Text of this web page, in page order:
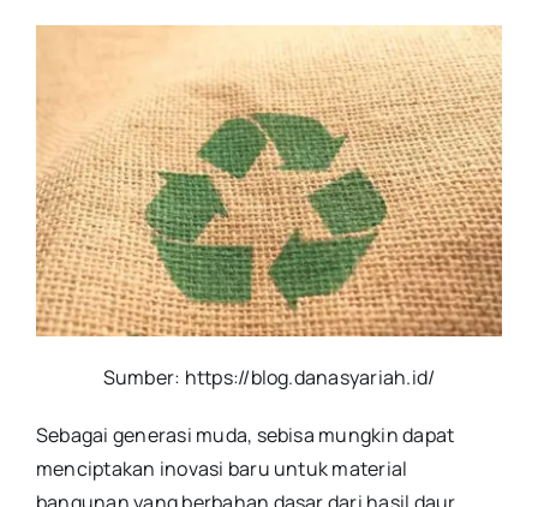
Sumber: https://blog.danasyariah.id/
Sebagai generasi muda, sebisa mungkin dapat
menciptakan inovasi baru untuk material